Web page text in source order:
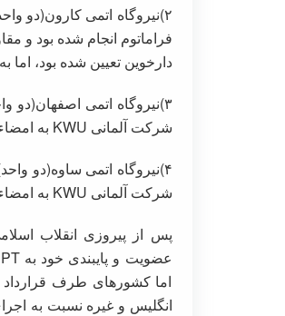
فراماتوم انجام شده بود و
دارخوین تعیین شده بود، اما
شرکت آلمانی KWU به امضاء رسید، اما به سرانجام نرسید.
شرکت آلمانی KWU به امضاء رسید، اما به سرانجام نرسید.
پس از پیروزی انقلاب
اما کشورهای طرف قرارداد
انگلیس و غیره نسبت به